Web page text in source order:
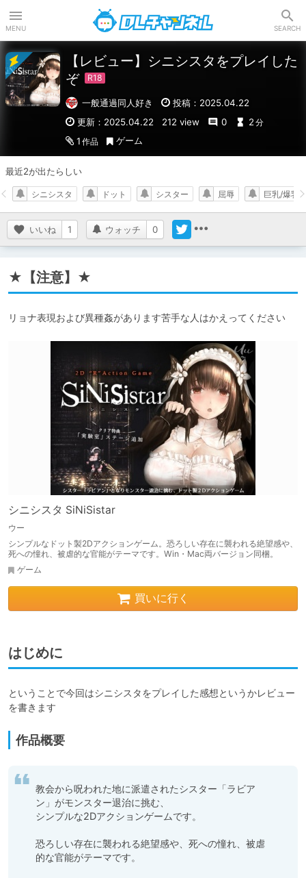
MENU SEARCH
【レビュー】シニシスタをプレイした
ぞ
一般通過同人好き
投稿：2025.04.22
更新：2025.04.22
212 view 0 2 分
1 作品 ゲーム
最近2が出たらしい
いいね 1 ウォッチ 0
シニシスタ ドット シスター 屈辱 巨乳/爆乳
★【注意】★
リョナ表現および異種姦があります苦手な人はかえってください
シニシスタ SiNiSistar
ウー
シンプルなドット製2Dアクションゲーム。恐ろしい存在に襲われる絶望感や、
死への憧れ、被虐的な官能がテーマです。Win・Mac両バージョン同梱。
ゲーム
買いに行く
はじめに
ということで今回はシニシスタをプレイした感想というかレビュー
作品概要
教会から呪われた地に派遣されたシスター「ラビア
ン」がモンスター退治に挑む、
シンプルな2Dアクションゲームです。
恐ろしい存在に襲われる絶望感や、死への憧れ、被虐
的な官能がテーマです。